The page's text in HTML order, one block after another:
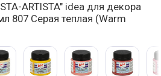
ARTISTA" idea для декора
807 Серая теплая (Warm
характеристика